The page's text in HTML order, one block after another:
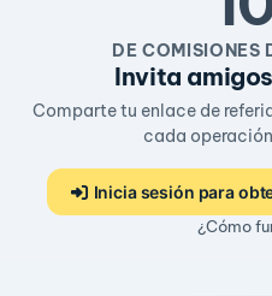
DE COMISIONES
Invita
Comparte tu enlace de
cada
Inicia sesión para
¿Cómo